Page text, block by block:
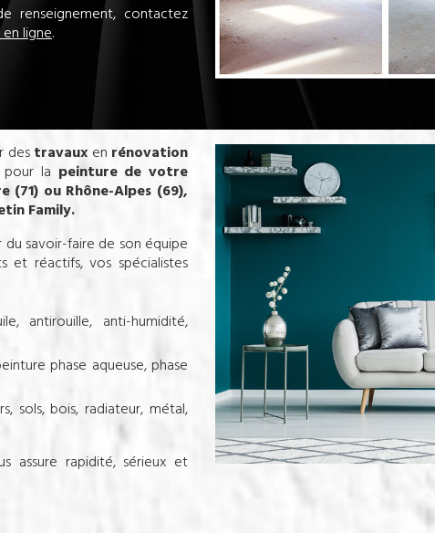
renseignement, contactez
ligne.
destravaux en rénovation
la peinture de votre
(71) ou Rhône-Alpes (69),
Family.
savoir-faire de son équipe
et réactifs, vos spécialistes
antirouille, anti-humidité,
phase aqueuse, phase
sols, bois, radiateur, métal,
assure rapidité, sérieux et